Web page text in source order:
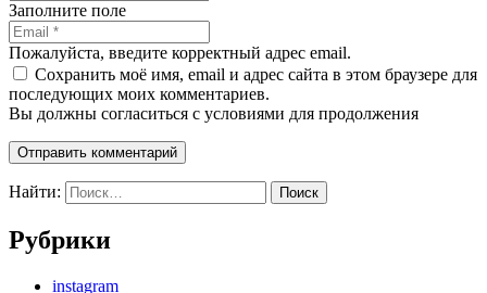
Заполните поле
Пожалуйста, введите корректный адрес email.
Сохранить моё имя, email и адрес сайта в этом браузере для
последующих моих комментариев.
Вы должны согласиться с условиями для продолжения
Отправить комментарий
Найти:
Рубрики
instagram